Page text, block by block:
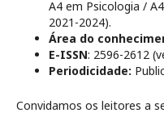
A4 em Psicologia /
2021-2024).
Área do
E-ISSN: 2596-2612
Periodicidade:
Convidamos os leitores a